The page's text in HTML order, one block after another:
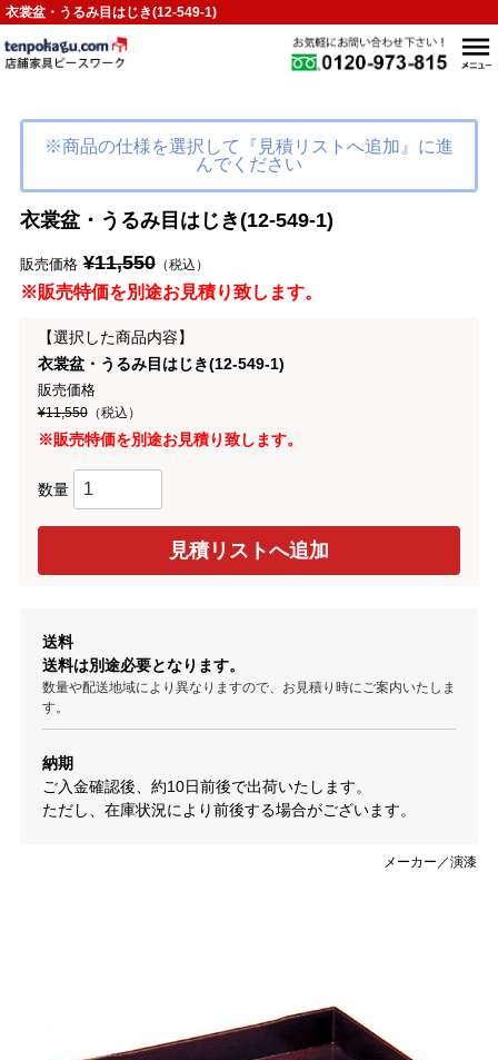
衣裳盆・うるみ目はじき(12-549-1)
メーカー／演漆
※商品の仕様を選択して『見積リストへ追加』に進
んでください
衣裳盆・うるみ目はじき(12-549-1)
販売価格 ¥11,550（税込）
※販売特価を別途お見積り致します。
【選択した商品内容】
衣裳盆・うるみ目はじき(12-549-1)
販売価格
¥11,550（税込）
※販売特価を別途お見積り致します。
数量
送料
送料は別途必要となります。
数量や配送地域により異なりますので、お見積り時にご案内いたしま
す。
納期
ご入金確認後、約10日前後で出荷いたします。
ただし、在庫状況により前後する場合がございます。